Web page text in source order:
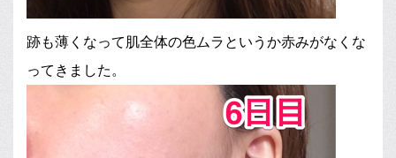
跡も薄くなって肌全体の色ムラというか赤みがなくな
ってきました。